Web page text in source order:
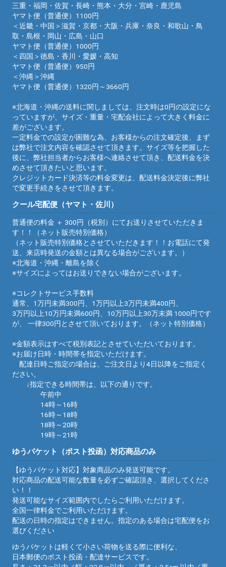
三重・福岡・佐賀・長崎・熊本・大分・宮崎・鹿児島
ヤマト便（普通便）1100円
＜近畿・中国＞滋賀・京都・大阪・兵庫・奈良・和歌山・鳥
取・島根・岡山・広島・山口
ヤマト便（普通便）1000円
＜四国＞徳島・香川・愛媛・高知
ヤマト便（普通便）950円
＜沖縄＞沖縄
ヤマト便（普通便）1320円～3660円
※北海道・沖縄の送料に関しましては、注文時は0円の設定にな
っていますが、サイズ・重量・宅配会社によって大きく料金に
差がございます。
一定料金での設定が困難な為、お客様からの注文確定後、まず
は弊社で注文内容を確認させて頂きます。サイズ等を把握した
後に、弊社担当者からお客様へ連絡させて頂き、配送料金を決
めさせて頂きたいと思います。
クレジットカード決済等の料金変更は、配送料金決定後に弊社
で変更手続きをさせて頂きます。
クール宅配便（ヤマト・佐川）
普通便の料金 ＋ 300円（税別）にてお送りさせていただきま
す！！（ネット販売特別価格）
（ネット販売特別価格とさせていただきます！！お電話にて発
送、来店時発送の金額とは異なる場合がございます。）
※北海道・沖縄・離島を除く
※サイズによってはお送りできない場合がございます。
※コレクトサービス手数料
通常、1万円未満300円、1万円以上3万円未満400円、
3万円以上10万円未満600円、10万円以上30万未満 1000円です
が、 一律300円とさせて頂いております。（ネット特別価格）
※金額表示はすべて税別表記とさせていただいております。
※お届け日時・時間帯を指定いただけます。
配達日時ご指定の場合は、ご注文日より4日以降をご指定く
ださい。
↓指定できる時間帯は、以下の通りです。
午前中
14時～16時
16時～18時
18時～20時
19時～21時
ゆうパケット（ポスト投函）対応商品のみ
【ゆうパケット対応】対象商品のみ発送可能です。
対応商品の配送可能な数量を必ずご確認頂き、選択してくださ
い！！
発送可能なサイズ範囲内でしたらご利用いただけます。
全国一律料金でご利用いただけます。
配送の日時の指定はできません。指定のある場合は宅配便をお
選びください
ゆうパケットは軽くて小さい荷物を送る際に便利な、
日本郵便のポスト投函・配達サービスです。